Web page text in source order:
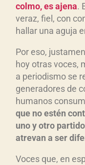
colmo, es ajena.
veraz, fiel, con
hallar una aguja
Por eso,
hoy otras voces,
a periodismo se
generadores de
humanos
que no estén
uno y otro
atrevan a ser
Voces que, en